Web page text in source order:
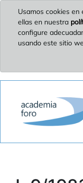
Usamos cookies
ellas en nuestra
configure
usando este sitio